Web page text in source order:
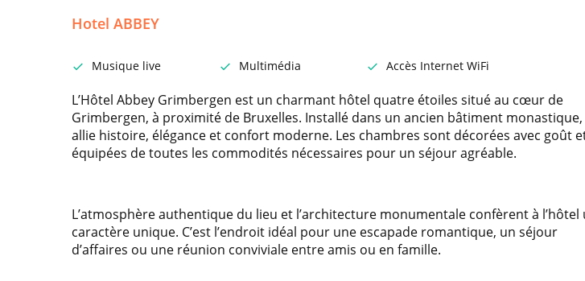
Hotel ABBEY
Musique live Multimédia Accès Internet WiFi
L’Hôtel Abbey Grimbergen est un charmant hôtel quatre étoiles situé au cœur de
Grimbergen, à proximité de Bruxelles. Installé dans un ancien bâtiment monastique,
allie histoire, élégance et confort moderne. Les chambres sont décorées avec goût
équipées de toutes les commodités nécessaires pour un séjour agréable.
L’atmosphère authentique du lieu et l’architecture monumentale confèrent à l’hôtel
caractère unique. C’est l’endroit idéal pour une escapade romantique, un séjour
d’affaires ou une réunion conviviale entre amis ou en famille.